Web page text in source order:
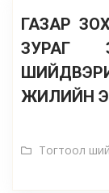
ГАЗАР
ЗУРАГ
ЖИЛИЙН
Тогтоол